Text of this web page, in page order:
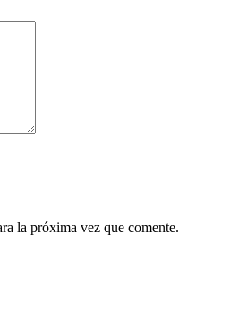
la próxima vez que comente.